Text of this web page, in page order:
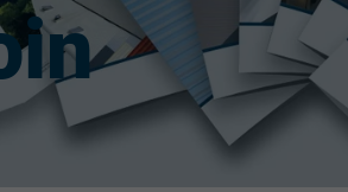
plâtre
Rénovation
Revêtements
Architecturales